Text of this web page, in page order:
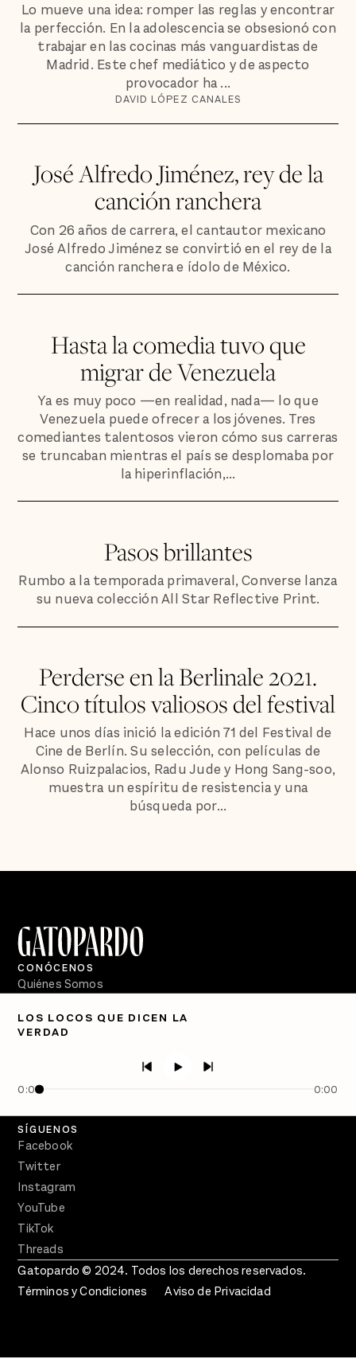
Lo mueve una idea: romper las reglas y encontrar
la perfección. En la adolescencia se obsesionó con
trabajar en las cocinas más vanguardistas de
Madrid. Este chef mediático y de aspecto
provocador ha ...
DAVID LÓPEZ CANALES
José Alfredo Jiménez, rey de la
canción ranchera
Con 26 años de carrera, el cantautor mexicano
José Alfredo Jiménez se convirtió en el rey de la
canción ranchera e ídolo de México.
Hasta la comedia tuvo que
migrar de Venezuela
Ya es muy poco —en realidad, nada— lo que
Venezuela puede ofrecer a los jóvenes. Tres
comediantes talentosos vieron cómo sus carreras
se truncaban mientras el país se desplomaba por
la hiperinflación,...
Pasos brillantes
Rumbo a la temporada primaveral, Converse lanza
su nueva colección All Star Reflective Print.
Perderse en la Berlinale 2021.
Cinco títulos valiosos del festival
Hace unos días inició la edición 71 del Festival de
Cine de Berlín. Su selección, con películas de
Alonso Ruizpalacios, Radu Jude y Hong Sang-soo,
muestra un espíritu de resistencia y una
búsqueda por...
LOS LOCOS QUE DICEN LA
VERDAD
0:00 0:00
CONÓCENOS
Quiénes Somos
PÓDCASTS
Crecer en Distopía
SÍGUENOS
Facebook
Twitter
Instagram
YouTube
TikTok
Threads
Gatopardo © 2024. Todos los derechos reservados.
Términos y Condiciones
Aviso de Privacidad